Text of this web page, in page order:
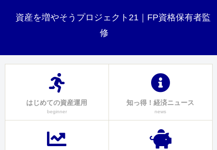
資産を増やそうプロジェクト21｜FP資格保有者監
修
はじめての資産運用
beginner
知っ得！経済ニュース
news